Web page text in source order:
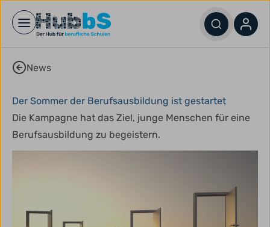
Open main menu
News
Der Sommer der Berufsausbildung ist gestartet
Die Kampagne hat das Ziel, junge Menschen für eine
Berufsausbildung zu begeistern.